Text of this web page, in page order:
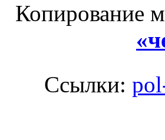
Копирование
Ссылки: